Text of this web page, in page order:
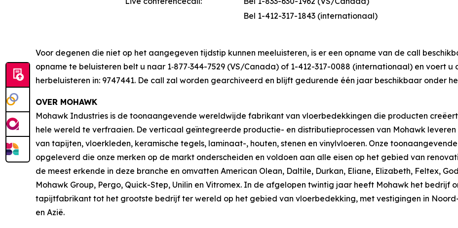
Bel 1-412-317-1843 (internationaal)
Voor degenen die niet op het aangegeven tijdstip kunnen meeluisteren, is er een opname van de call
opname te beluisteren belt u naar 1‑877‑344-7529 (VS/Canada) of 1-412-317-0088 (internationaal) en voert
herbeluisteren in: 9747441. De call zal worden gearchiveerd en blijft gedurende één jaar beschikbaar onder
OVER MOHAWK
Mohawk Industries is de toonaangevende wereldwijde fabrikant van vloerbedekkingen die producten
hele wereld te verfraaien. De verticaal geïntegreerde productie- en distributieprocessen van Mohawk
van tapijten, vloerkleden, keramische tegels, laminaat-, houten, stenen en vinylvloeren. Onze
opgeleverd die onze merken op de markt onderscheiden en voldoen aan alle eisen op het gebied van
de meest erkende in deze branche en omvatten American Olean, Daltile, Durkan, Eliane, Elizabeth, Feltex,
Mohawk Group, Pergo, Quick-Step, Unilin en Vitromex. In de afgelopen twintig jaar heeft Mohawk het bedrijf
tapijtfabrikant tot het grootste bedrijf ter wereld op het gebied van vloerbedekking, met vestigingen in
en Azië.